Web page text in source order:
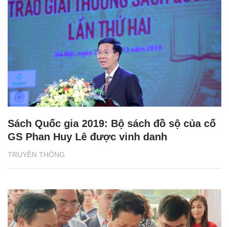
TRUYỀN THÔNG
Sách Quốc gia 2019: Bộ sách đồ sộ của cố
GS Phan Huy Lê được vinh danh